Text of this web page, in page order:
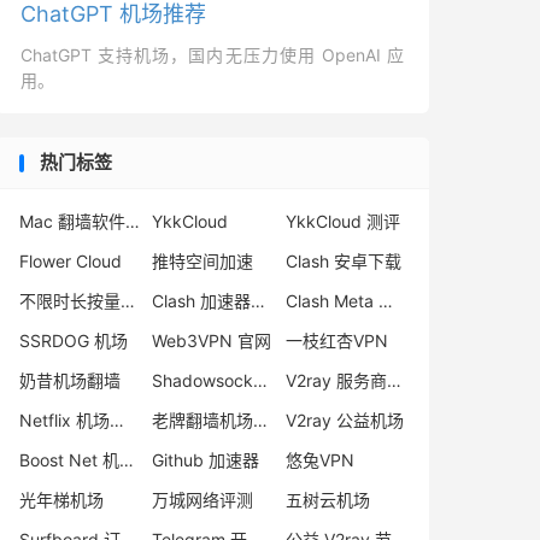
ChatGPT 机场推荐
ChatGPT 支持机场，国内无压力使用 OpenAI 应
用。
热门标签
Mac 翻墙软件下载 YkkCloud
YkkCloud 测评
Flower Cloud
推特空间加速
Clash 安卓下载
不限时长按量付费机场
Clash 加速器下载
Clash Meta 订阅转换
SSRDOG 机场
Web3VPN 官网
一枝红杏VPN
奶昔机场翻墙
Shadowsocks-2022 协议
V2ray 服务商推荐
Netflix 机场推荐
老牌翻墙机场推荐
V2ray 公益机场
Boost Net 机场怎么样
Github 加速器
悠兔VPN
光年梯机场
万城网络评测
五树云机场